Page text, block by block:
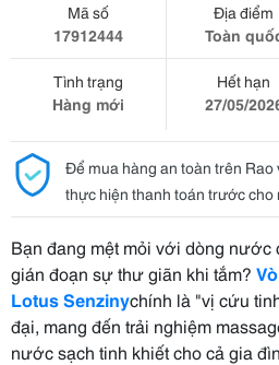
Mã số
17912444
Địa điểm
Toàn
Tình trạng
Hàng mới
Hết hạn
27/05/
Để mua hàng an toàn trên
thực hiện thanh toán trước cho
Bạn đang mệt mỏi với dòng nước
gián đoạn sự thư giãn khi tắm?
Lotus Senzinychính là "vị cứu
đại, mang đến trải nghiệm
nước sạch tinh khiết cho cả gia